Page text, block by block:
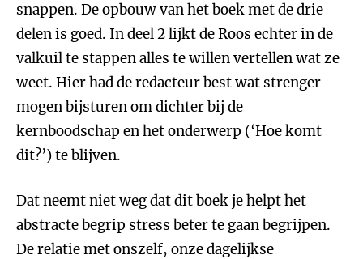
snappen. De opbouw van het boek met de drie
delen is goed. In deel 2 lijkt de Roos echter in de
valkuil te stappen alles te willen vertellen wat ze
weet. Hier had de redacteur best wat strenger
mogen bijsturen om dichter bij de
kernboodschap en het onderwerp (‘Hoe komt
dit?’) te blijven.
Dat neemt niet weg dat dit boek je helpt het
abstracte begrip stress beter te gaan begrijpen.
De relatie met onszelf, onze dagelijkse